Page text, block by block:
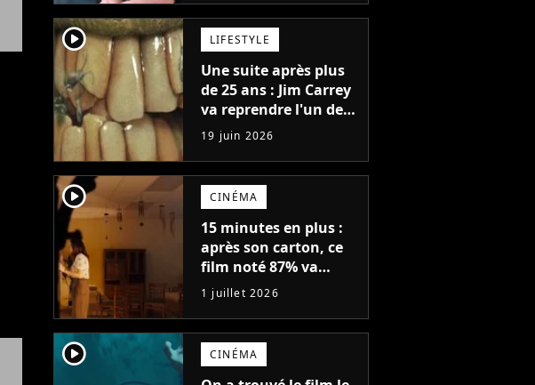
un rôle qui le
détruisait de plus en
plus
player2 LIFESTYLE
Une suite après plus
de 25 ans : Jim Carrey
va reprendre l'un de
ses rôles les plus
légendaires (alors
qu'il l'avait détesté)
19 juin 2026
player2 CINÉMA
15 minutes en plus :
après son carton, ce
film noté 87% va
revenir au cinéma
avec une version plus
longue
1 juillet 2026
player2 CINÉMA